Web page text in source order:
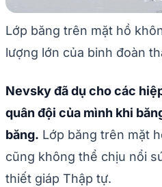
Lớp băng trên mặt hồ
lượng lớn của binh đoàn
Nevsky đã dụ cho các
quân đội của mình khi
băng. Lớp băng trên mặt
cũng không thể chịu nổi
thiết giáp Thập tự.